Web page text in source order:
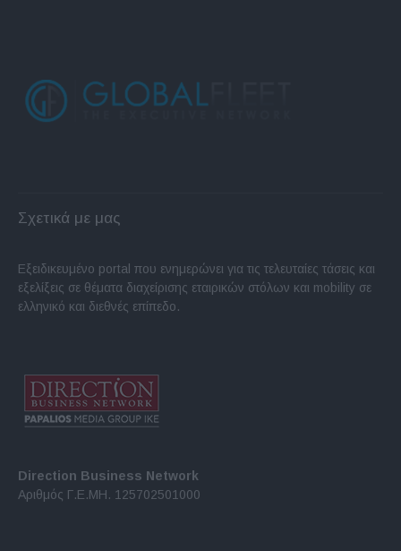
Σχετικά με μας
Εξειδικευμένο portal που ενημερώνει για τις τελευταίες τάσεις και
εξελίξεις σε θέματα διαχείρισης εταιρικών στόλων και mobility σε
ελληνικό και διεθνές επίπεδο.
Direction Business Network
Αριθμός Γ.Ε.ΜΗ. 125702501000